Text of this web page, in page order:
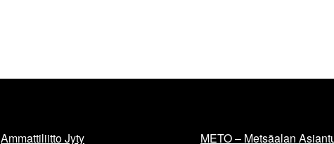
Ammattiliitto Jyty METO – Metsäalan